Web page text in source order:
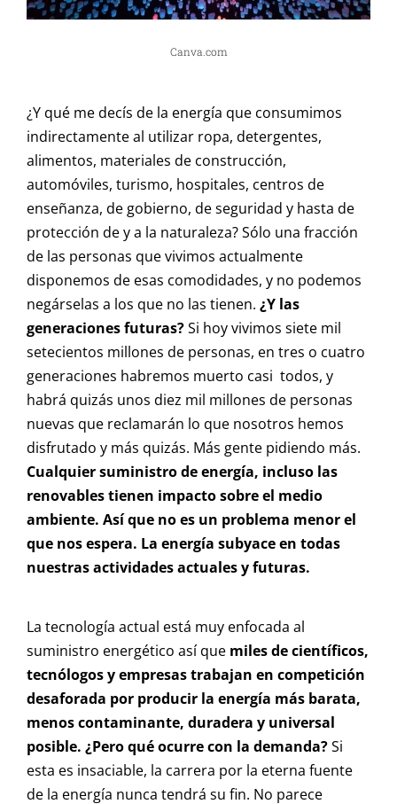
Canva.com
¿Y qué me decís de la energía que consumimos
indirectamente al utilizar ropa, detergentes,
alimentos, materiales de construcción,
automóviles, turismo, hospitales, centros de
enseñanza, de gobierno, de seguridad y hasta de
protección de y a la naturaleza? Sólo una fracción
de las personas que vivimos actualmente
disponemos de esas comodidades, y no podemos
negárselas a los que no las tienen. ¿Y las
generaciones futuras?Si hoy vivimos siete mil
setecientos millones de personas, en tres o cuatro
generaciones habremos muerto casi todos, y
habrá quizás unos diez mil millones de personas
nuevas que reclamarán lo que nosotros hemos
disfrutado y más quizás. Más gente pidiendo más.
Cualquier suministro de energía, incluso las
renovables tienen impacto sobre el medio
ambiente. Así que no es un problema menor el
que nos espera. La energía subyace en todas
nuestras actividades actuales y futuras.
La tecnología actual está muy enfocada al
suministro energético así que miles de científicos,
tecnólogos y empresas trabajan en competición
desaforada por producir la energía más barata,
menos contaminante, duradera y universal
posible. ¿Pero qué ocurre con la demanda?Si
esta es insaciable, la carrera por la eterna fuente
de la energía nunca tendrá su fin. No parece